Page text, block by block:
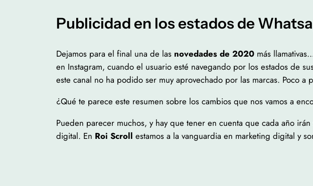
Publicidad en los estados de
Dejamos para el final una de las novedades de 2020 más
en Instagram, cuando el usuario esté navegando por los estados de
este canal no ha podido ser muy aprovechado por las marcas. Poco a
¿Qué te parece este resumen sobre los cambios que nos vamos a
Pueden parecer muchos, y hay que tener en cuenta que cada año
digital. En Roi Scroll estamos a la vanguardia en marketing digital y